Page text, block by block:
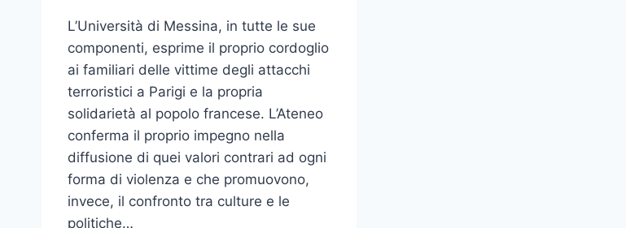
L’Università di Messina, in tutte le sue
componenti, esprime il proprio cordoglio
ai familiari delle vittime degli attacchi
terroristici a Parigi e la propria
solidarietà al popolo francese. L’Ateneo
conferma il proprio impegno nella
diffusione di quei valori contrari ad ogni
forma di violenza e che promuovono,
invece, il confronto tra culture e le
politiche…